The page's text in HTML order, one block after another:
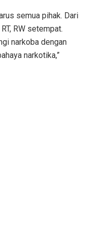
semua pihak. Dari
RW setempat.
narkoba dengan
narkotika,”